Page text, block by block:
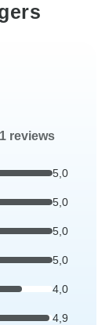
1 reviews
5,0
5,0
5,0
5,0
4,0
4,9